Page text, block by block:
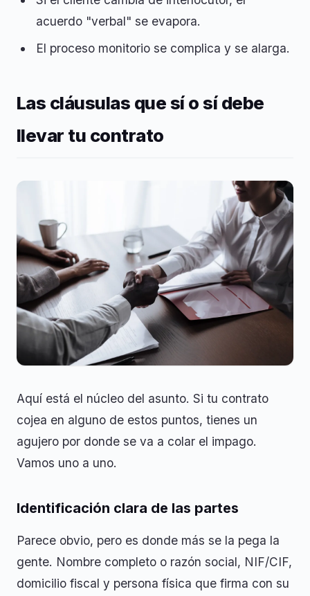
acuerdo "verbal" se evapora.
El proceso monitorio se complica y se alarga.
Las cláusulas que sí o sí debe
llevar tu contrato
Aquí está el núcleo del asunto. Si tu contrato
cojea en alguno de estos puntos, tienes un
agujero por donde se va a colar el impago.
Vamos uno a uno.
Identificación clara de las partes
Parece obvio, pero es donde más se la pega la
gente. Nombre completo o razón social, NIF/CIF,
domicilio fiscal y persona física que firma con su